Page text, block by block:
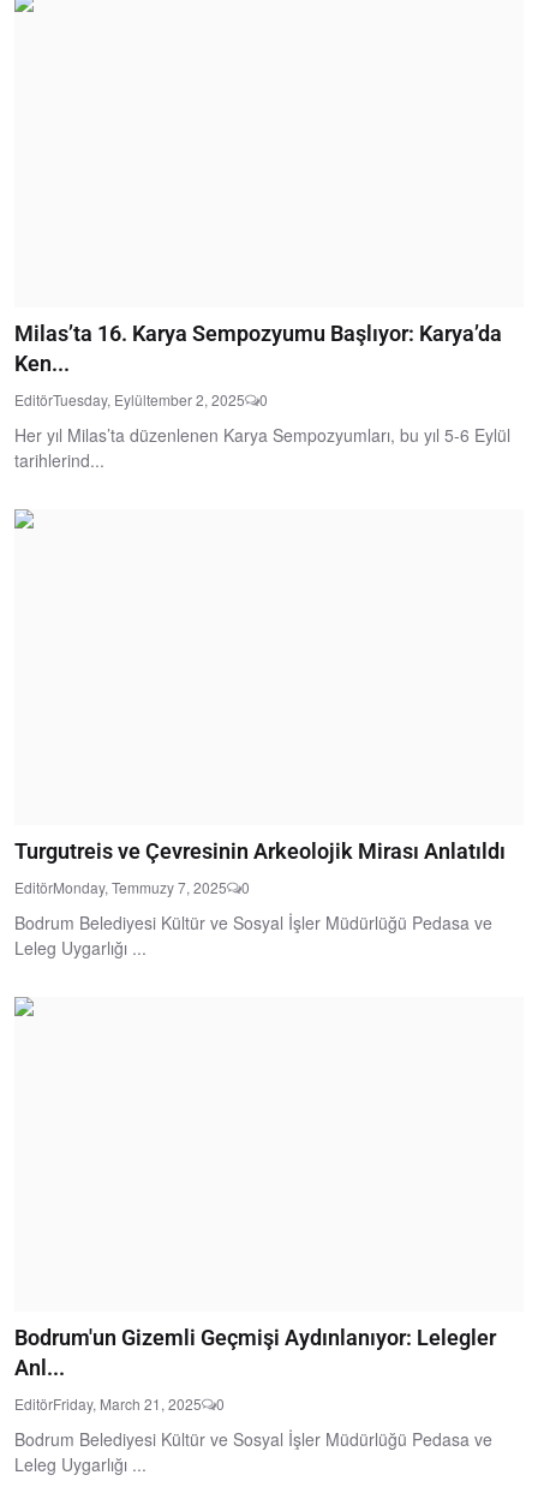
Milas’ta 16. Karya Sempozyumu Başlıyor: Karya’da
Ken...
EditörTuesday, Eylültember 2, 2025 0
Her yıl Milas’ta düzenlenen Karya Sempozyumları, bu yıl 5-6 Eylül
tarihlerind...
Turgutreis ve Çevresinin Arkeolojik Mirası Anlatıldı
EditörMonday, Temmuzy 7, 2025 0
Bodrum Belediyesi Kültür ve Sosyal İşler Müdürlüğü Pedasa ve
Leleg Uygarlığı ...
Bodrum'un Gizemli Geçmişi Aydınlanıyor: Lelegler
Anl...
EditörFriday, March 21, 2025 0
Bodrum Belediyesi Kültür ve Sosyal İşler Müdürlüğü Pedasa ve
Leleg Uygarlığı ...